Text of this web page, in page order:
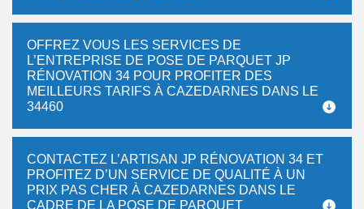
OFFREZ VOUS LES SERVICES DE
L’ENTREPRISE DE POSE DE PARQUET JP
RÉNOVATION 34 POUR PROFITER DES
MEILLEURS TARIFS À CAZEDARNES DANS LE
34460
CONTACTEZ L’ARTISAN JP RÉNOVATION 34 ET
PROFITEZ D’UN SERVICE DE QUALITÉ À UN
PRIX PAS CHER À CAZEDARNES DANS LE
CADRE DE LA POSE DE PARQUET